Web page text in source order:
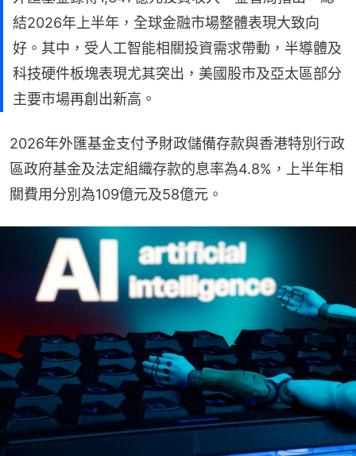
結2026年上半年，全球金融市場整體表現大致向
好。其中，受人工智能相關投資需求帶動，半導體及
科技硬件板塊表現尤其突出，美國股市及亞太區部分
主要市場再創出新高。
2026年外匯基金支付予財政儲備存款與香港特別行政
區政府基金及法定組織存款的息率為4.8%，上半年相
關費用分別為109億元及58億元。